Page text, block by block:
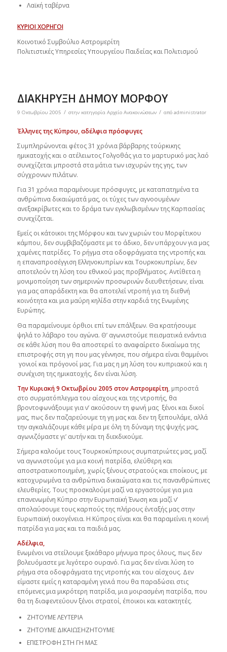
Λαϊκή ταβέρνα
ΚΥΡΙΟΙ ΧΟΡΗΓΟΙ
Κοινοτικό Συμβούλιο Αστρομερίτη
Πολιτιστικές Υπηρεσίες Υπουργείου Παιδείας και Πολιτισμού
ΔΙΑΚΗΡΥΞΗ ΔΗΜΟΥ ΜΟΡΦΟΥ
9 Οκτωβρίου 2005 / στην κατηγορία Αρχείο Ανακοινώσεων / από administrator
Έλληνες της Κύπρου, αδέλφια πρόσφυγες
Συμπληρώνονται φέτος 31 χρόνια βάρβαρης τούρκικης
ημικατοχής και ο ατέλειωτος Γολγοθάς για το μαρτυρικό μας λαό
συνεχίζεται μπροστά στα μάτια των ισχυρών της γης, των
σύγχρονων πιλάτων.
Για 31 χρόνια παραμένουμε πρόσφυγες, με καταπατημένα τα
ανθρώπινα δικαιώματά μας, οι τύχες των αγνοουμένων
ανεξακρίβωτες και το δράμα των εγκλωβισμένων της Καρπασίας
συνεχίζεται.
Εμείς οι κάτοικοι της Μόρφου και των χωριών του Μορφίτικου
κάμπου, δεν συμβιβαζόμαστε με το άδικο, δεν υπάρχουν για μας
χαμένες πατρίδες. Το ρήγμα στα οδοφράγματα της ντροπής και
η επαναπροσέγγιση Ελληνοκυπρίων και Τουρκοκυπρίων, δεν
αποτελούν τη λύση του εθνικού μας προβλήματος. Αντίθετα η
μονιμοποίηση των σημερινών προσωρινών διευθετήσεων, είναι
για μας απαράδεκτη και θα αποτελεί ντροπή για τη διεθνή
κοινότητα και μια μαύρη κηλίδα στην καρδιά της Ενωμένης
Ευρώπης.
Θα παραμείνουμε όρθιοι επί των επάλξεων. Θα κρατήσουμε
ψηλά το λάβαρο του αγώνα. Θ’ αγωνιστούμε πεισματικά ενάντια
σε κάθε λύση που θα αποστερεί το αναφαίρετο δικαίωμα της
επιστροφής στη γη που μας γέννησε, που σήμερα είναι θαμμένοι
γονιοί και πρόγονοί μας. Για μας η μη λύση του κυπριακού και η
συνέχιση της ημικατοχής, δεν είναι λύση.
Την Κυριακή 9 Οκτωβρίου 2005 στον Αστρομερίτη, μπροστά
στο συρματόπλεγμα του αίσχους και της ντροπής, θα
βροντοφωνάξουμε για ν’ ακούσουν τη φωνή μας ξένοι και δικοί
μας, πως δεν παζαρεύουμε τη γη μας και δεν τη ξεπουλάμε, αλλά
την αγκαλιάζουμε κάθε μέρα με όλη τη δύναμη της ψυχής μας,
αγωνιζόμαστε γι’ αυτήν και τη διεκδικούμε.
Σήμερα καλούμε τους Τουρκοκύπριους συμπατριώτες μας, μαζί
να αγωνιστούμε για μια κοινή πατρίδα, ελεύθερη και
αποστρατικοποιημένη, χωρίς ξένους στρατούς και εποίκους, με
κατοχυρωμένα τα ανθρώπινα δικαιώματα και τις πανανθρώπινες
ελευθερίες. Τους προσκαλούμε μαζί να εργαστούμε για μια
επανενωμένη Κύπρο στην Ευρωπαϊκή Ένωση και μαζί ν’
απολαύσουμε τους καρπούς της πλήρους ένταξής μας στην
Ευρωπαϊκή οικογένεια. Η Κύπρος είναι και θα παραμείνει η κοινή
πατρίδα για μας και τα παιδιά μας.
Αδέλφια,
Ενωμένοι να στείλουμε ξεκάθαρο μήνυμα προς όλους, πως δεν
βολευόμαστε με λιγότερο ουρανό. Για μας δεν είναι λύση το
ρήγμα στα οδοφράγματα της ντροπής και του αίσχους. Δεν
είμαστε εμείς η καταραμένη γενιά που θα παραδώσει στις
επόμενες μια μικρότερη πατρίδα, μια μοιρασμένη πατρίδα, που
θα τη διαφεντεύουν ξένοι στρατοί, έποικοι και κατακτητές.
ΖΗΤΟΥΜΕ ΛΕΥΤΕΡΙΑ
ΖΗΤΟΥΜΕ ΔΙΚΑΙΩΣΗΖΗΤΟΥΜΕ
ΕΠΙΣΤΡΟΦΗ ΣΤΗ ΓΗ ΜΑΣ